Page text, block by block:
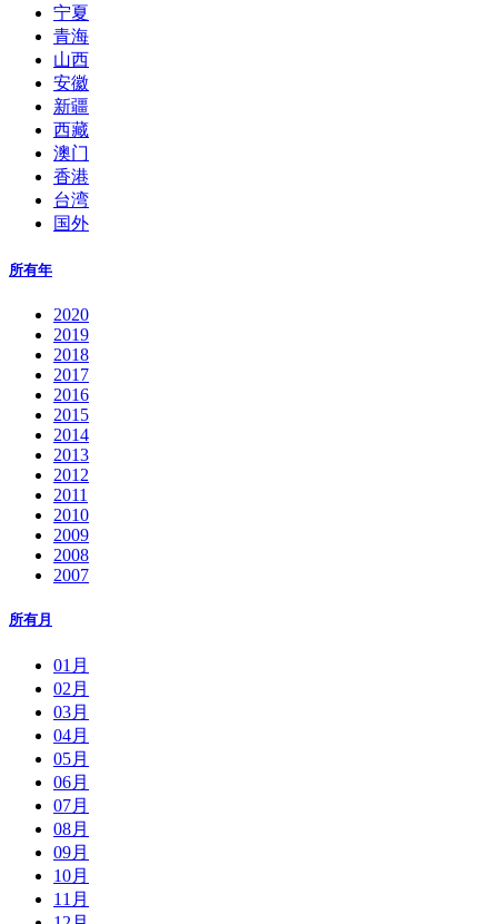
宁夏
青海
山西
安徽
新疆
西藏
澳门
香港
台湾
国外
所有年
2020
2019
2018
2017
2016
2015
2014
2013
2012
2011
2010
2009
2008
2007
所有月
01月
02月
03月
04月
05月
06月
07月
08月
09月
10月
11月